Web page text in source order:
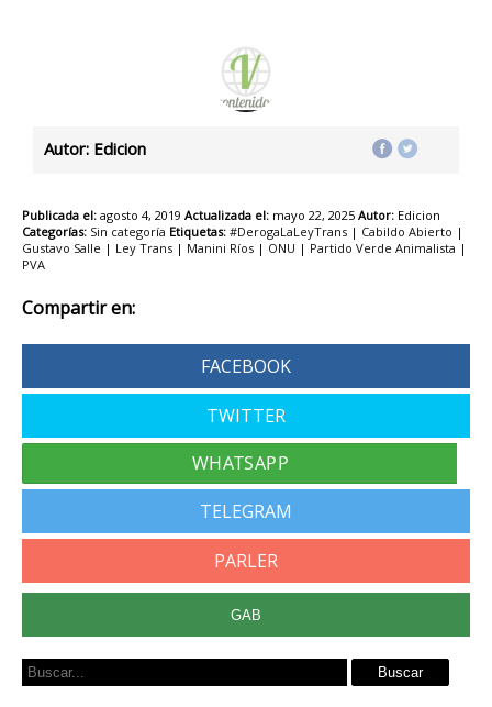
Autor: Edicion
Publicada el: agosto 4, 2019 Actualizada el: mayo 22, 2025 Autor: Edicion
Categorías: Sin categoría Etiquetas: #DerogaLaLeyTrans | Cabildo Abierto |
Gustavo Salle | Ley Trans | Manini Ríos | ONU | Partido Verde Animalista |
PVA
Compartir en:
FACEBOOK
TWITTER
TELEGRAM
PARLER
GAB